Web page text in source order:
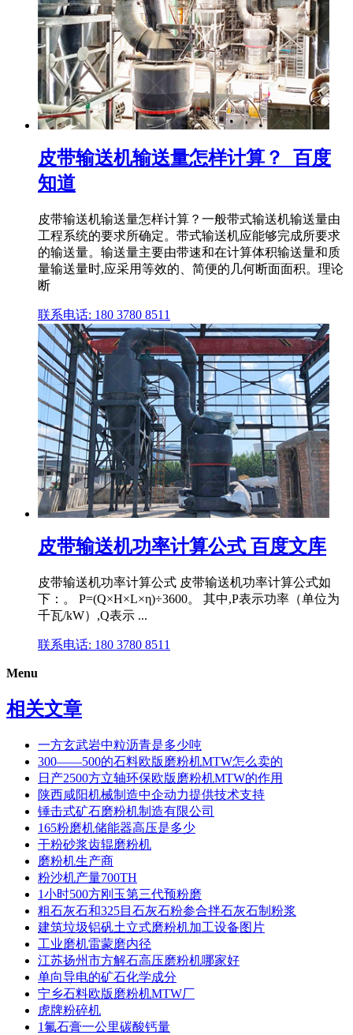
皮带输送机输送量怎样计算？_百度
知道
皮带输送机输送量怎样计算？一般带式输送机输送量由
工程系统的要求所确定。带式输送机应能够完成所要求
的输送量。输送量主要由带速和在计算体积输送量和质
量输送量时,应采用等效的、简便的几何断面面积。理论
断
联系电话: 180 3780 8511
皮带输送机功率计算公式 百度文库
皮带输送机功率计算公式 皮带输送机功率计算公式如
下：。 P=(Q×H×L×η)÷3600。 其中,P表示功率（单位为
千瓦/kW）,Q表示 ...
联系电话: 180 3780 8511
Menu
相关文章
一方玄武岩中粒沥青是多少吨
300——500的石料欧版磨粉机MTW怎么卖的
日产2500方立轴环保欧版磨粉机MTW的作用
陕西咸阳机械制造中企动力提供技术支持
锤击式矿石磨粉机制造有限公司
165粉磨机储能器高压是多少
干粉砂浆齿辊磨粉机
磨粉机生产商
粉沙机产量700TH
1小时500方刚玉第三代预粉磨
粗石灰石和325目石灰石粉参合拌石灰石制粉浆
建筑垃圾铝矾土立式磨粉机加工设备图片
工业磨机雷蒙磨内径
江苏扬州市方解石高压磨粉机哪家好
单向导电的矿石化学成分
宁乡石料欧版磨粉机MTW厂
虎牌粉碎机
1氟石膏一公里碳酸钙量